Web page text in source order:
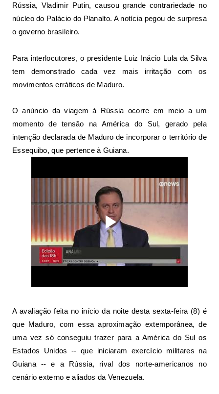
Rússia, Vladimir Putin, causou grande contrariedade no
núcleo do Palácio do Planalto. A notícia pegou de surpresa
o governo brasileiro.
Para interlocutores, o presidente Luiz Inácio Lula da Silva
tem demonstrado cada vez mais irritação com os
movimentos erráticos de Maduro.
O anúncio da viagem à Rússia ocorre em meio a um
momento de tensão na América do Sul, gerado pela
intenção declarada de Maduro de incorporar o território de
Essequibo, que pertence à Guiana.
A avaliação feita no início da noite desta sexta-feira (8) é
que Maduro, com essa aproximação extemporânea, de
uma vez só conseguiu trazer para a América do Sul os
Estados Unidos -- que iniciaram exercício militares na
Guiana -- e a Rússia, rival dos norte-americanos no
cenário externo e aliados da Venezuela.